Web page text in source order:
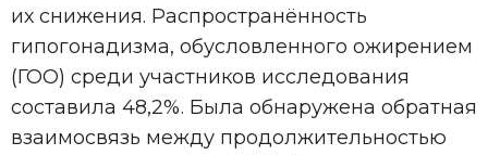
их снижения. Распространённость
гипогонадизма, обусловленного ожирением
(ГОО) среди участников исследования
составила 48,2%. Была обнаружена обратная
взаимосвязь между продолжительностью